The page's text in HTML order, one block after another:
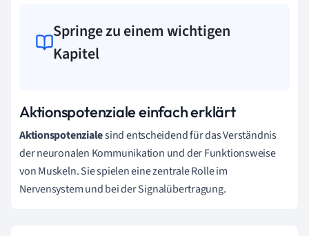
Springe zu einem wichtigen
Kapitel
Aktionspotenziale einfach erklärt
Aktionspotenzialesind entscheidend für das Verständnis
der neuronalen Kommunikation und der Funktionsweise
von Muskeln. Sie spielen eine zentrale Rolle im
Nervensystem und bei der Signalübertragung.